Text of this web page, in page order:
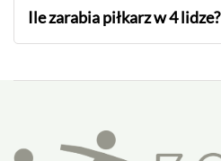
Ile zarabia piłkarz w 4 lidze?